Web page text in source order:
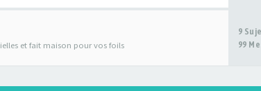
et fait maison pour vos foils
9
99